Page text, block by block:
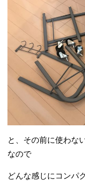
と、その前に使わな
なので
どんな感じにコンパ